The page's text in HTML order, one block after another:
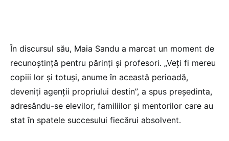
În discursul său, Maia Sandu a marcat un moment de
recunoștință pentru părinți și profesori. „Veți fi mereu
copiii lor și totuși, anume în această perioadă,
deveniți agenții propriului destin”, a spus președinta,
adresându-se elevilor, familiilor și mentorilor care au
stat în spatele succesului fiecărui absolvent.